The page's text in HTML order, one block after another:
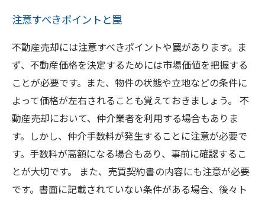
注意すべきポイントと罠
不動産売却には注意すべきポイントや罠があります。ま
ず、不動産価格を決定するためには市場価値を把握する
ことが必要です。また、物件の状態や立地などの条件に
よって価格が左右されることも覚えておきましょう。 不
動産売却において、仲介業者を利用する場合もありま
す。しかし、仲介手数料が発生することに注意が必要で
す。手数料が高額になる場合もあり、事前に確認するこ
とが大切です。 また、売買契約書の内容にも注意が必要
です。書面に記載されていない条件がある場合、後々ト